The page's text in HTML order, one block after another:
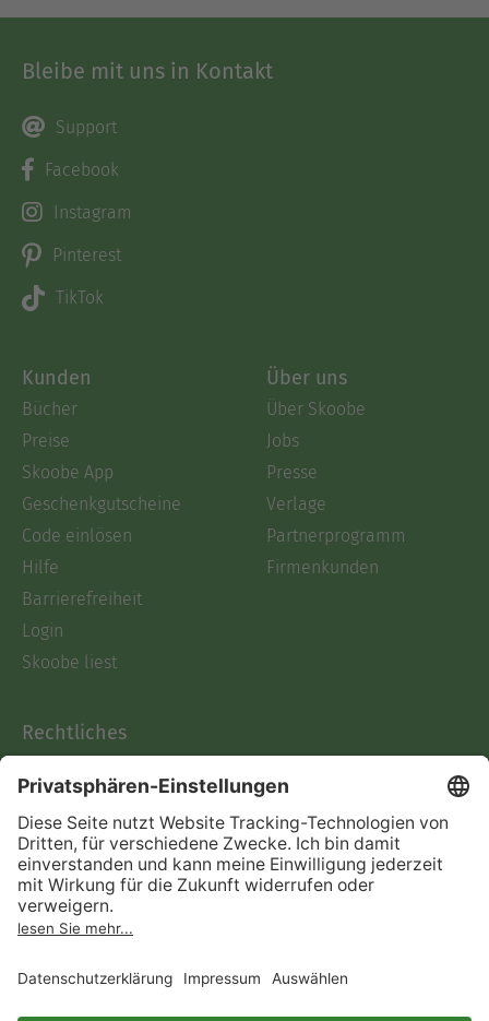
Bleibe mit uns in Kontakt
Support
Facebook
Instagram
Pinterest
TikTok
Kunden
Bücher
Preise
Skoobe App
Geschenkgutscheine
Code einlösen
Hilfe
Barrierefreiheit
Login
Skoobe liest
Über uns
Über Skoobe
Jobs
Presse
Verlage
Partnerprogramm
Firmenkunden
Rechtliches
AGB
Informationen nach Data
Act
Verträge hier kündigen
Impressum